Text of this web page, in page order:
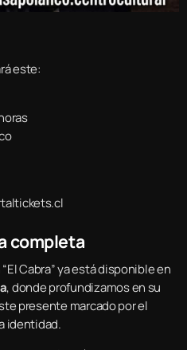
este:
completa
Cabra” ya está disponible en
, donde profundizamos en su
presente marcado por el
identidad.